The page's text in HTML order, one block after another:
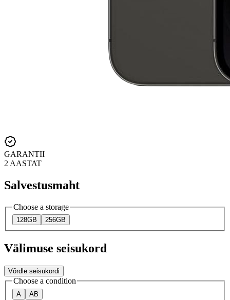
GARANTII
2 AASTAT
Salvestusmaht
Choose a storage
128GB 256GB
Välimuse seisukord
Võrdle seisukordi
Choose a condition
A AB